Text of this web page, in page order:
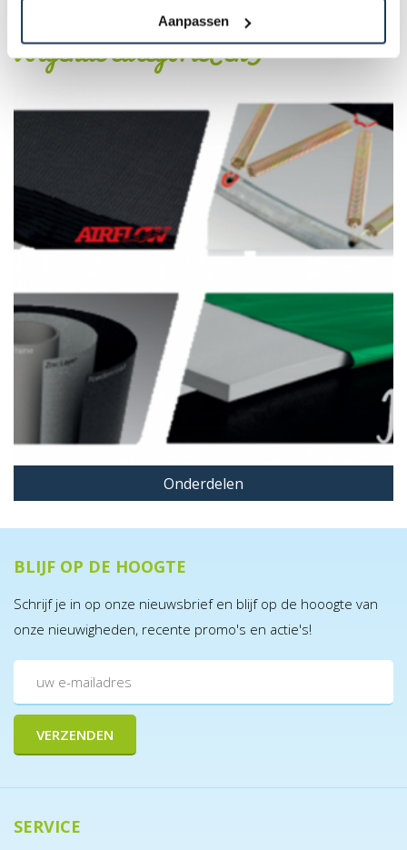
Aanpassen
Dit product behoort tot de
volgende categorie(ën)
Onderdelen
BLIJF OP DE HOOGTE
Schrijf je in op onze nieuwsbrief en blijf op de hooogte van
onze nieuwigheden, recente promo's en actie's!
SERVICE